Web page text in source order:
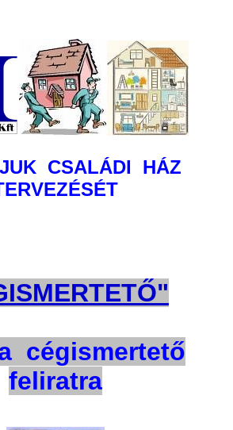
CSALÁDI HÁZ
cégismertető
feliratra